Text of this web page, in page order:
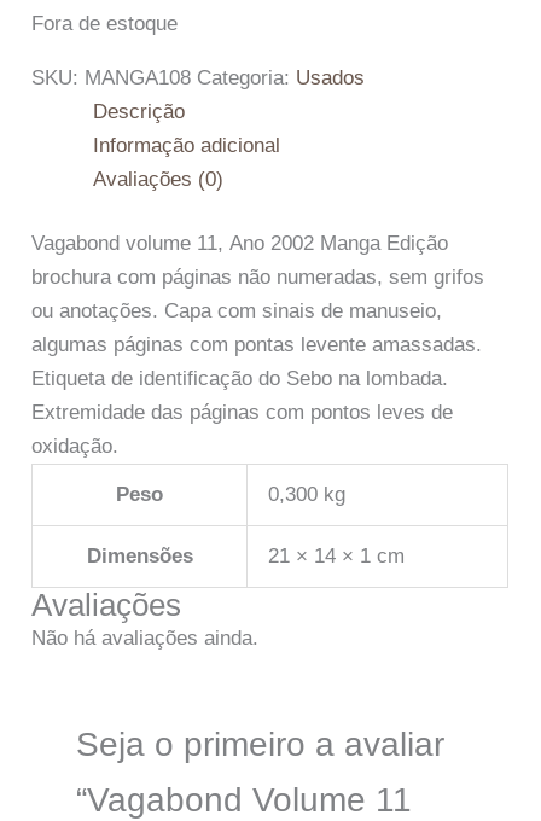
Fora de estoque
SKU: MANGA108 Categoria: Usados
Descrição
Informação adicional
Avaliações (0)
Vagabond volume 11, Ano 2002 Manga Edição
brochura com páginas não numeradas, sem grifos
ou anotações. Capa com sinais de manuseio,
algumas páginas com pontas levente amassadas.
Etiqueta de identificação do Sebo na lombada.
Extremidade das páginas com pontos leves de
oxidação.
Peso 0,300 kg
Dimensões 21 × 14 × 1 cm
Avaliações
Não há avaliações ainda.
Seja o primeiro a avaliar
“Vagabond Volume 11